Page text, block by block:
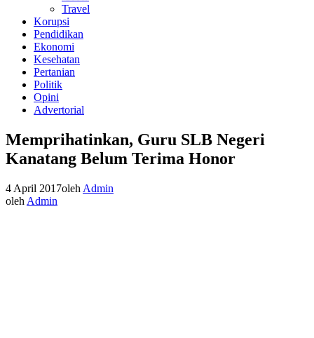
Travel
Korupsi
Pendidikan
Ekonomi
Kesehatan
Pertanian
Politik
Opini
Advertorial
Memprihatinkan, Guru SLB Negeri
Kanatang Belum Terima Honor
4 April 2017oleh Admin
oleh Admin